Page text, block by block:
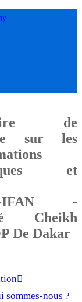
de
sur les
et
IFAN -
Cheikh
De Dakar
sommes-nous ?